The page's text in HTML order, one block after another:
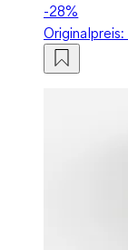
-28%
Originalpreis: